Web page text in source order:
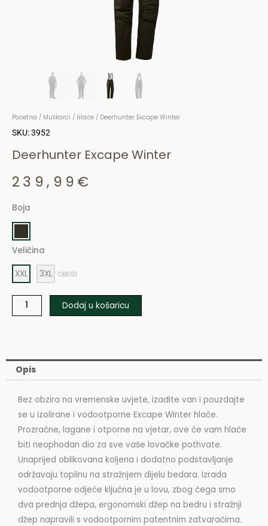
Početna / Muškarci / Hlače / Deerhunter Excape Winter
SKU: 3952
Deerhunter Excape Winter
239,99 €
Boja
Veličina
XXL 3XL OBRIŠI
Deerhunter
Winter
Dodaj u košaricu
Opis
Bez obzira na vremenske uvjete, izađite van i pouzdajte
se u izolirane i vodootporne Excape Winter hlače.
Prozračne, lagane i otporne na vjetar, ove će vam hlače
biti neophodan dio za sve vaše lovačke pothvate.
Unaprijed oblikovana koljena i dodatno podstavljanje
održavaju toplinu na stražnjem dijelu bedara. Izrada
vodootporne odjeće ključna je u lovu, zbog čega smo
dva prednja džepa, ergonomski džep na bedru i stražnji
džep napravili s vodootpornim patentnim zatvaračima.